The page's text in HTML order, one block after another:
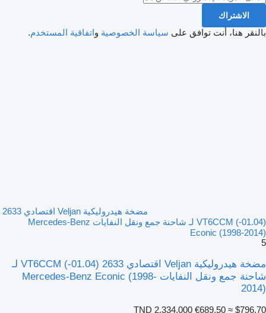
الاشتراك
بالنقر هنا، أنت توافق على سياسة الخصوصية واتفاقية المستخدم.
مضخة هيدروليكية Veljan اقتصادي 2633
(01.04-) VT6CCM لـ شاحنة جمع ونقل النفايات Mercedes-Benz
Econic (1998-2014)
5
مضخة هيدروليكية Veljan اقتصادي 2633 (01.04-) VT6CCM لـ
شاحنة جمع ونقل النفايات Mercedes-Benz Econic (1998-
2014)
TND 2,334.000 €689.50 ≈ $796.70